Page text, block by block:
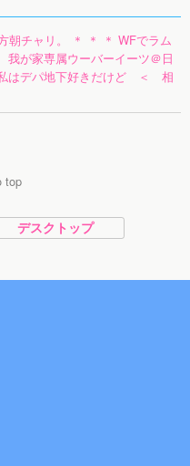
朝チャリ。 ＊ ＊ ＊ WFでラム
我が家専属ウーバーイーツ＠日
はデパ地下好きだけど ＜ 相
top
デスクトップ